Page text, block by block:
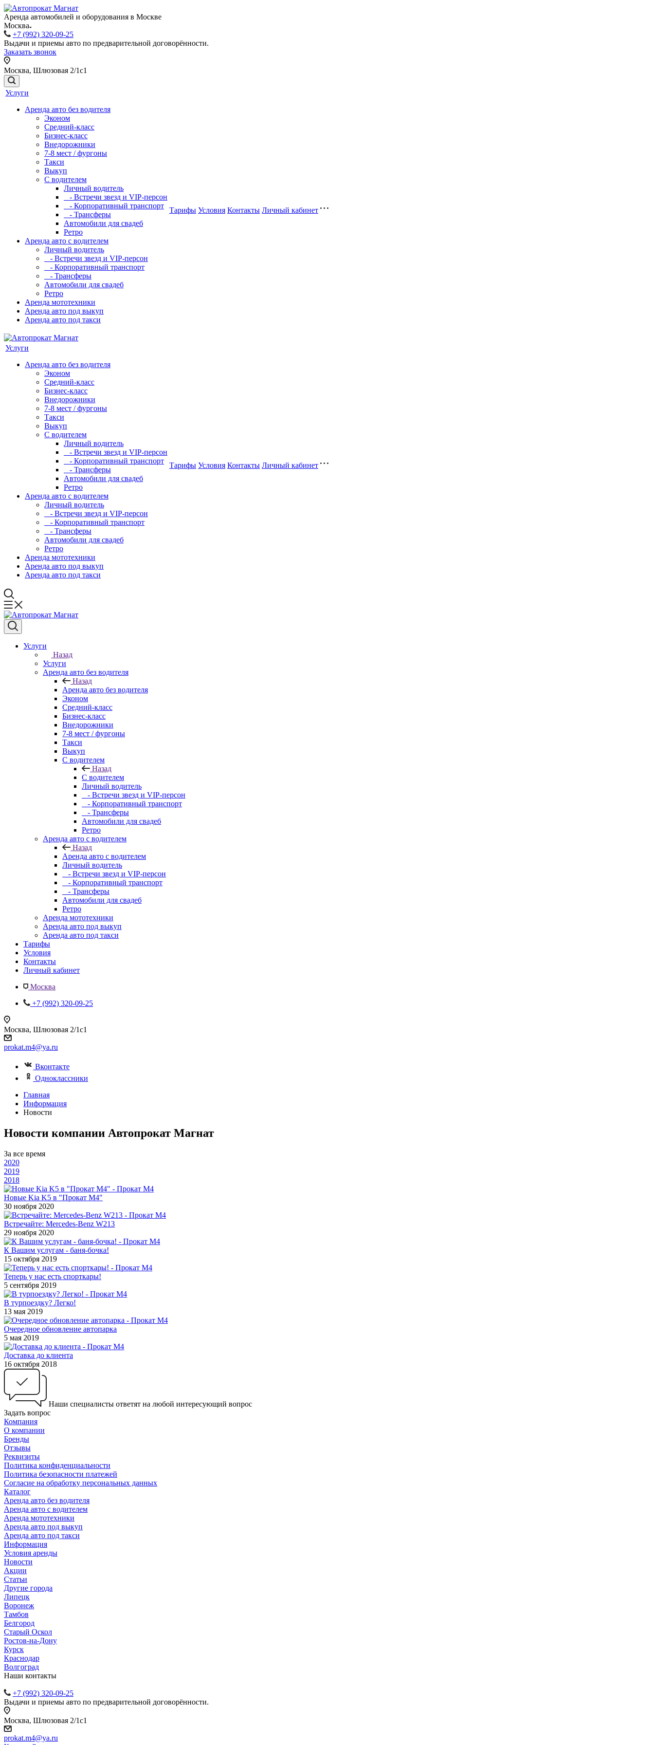
Аренда автомобилей и оборудования в Москве
Москва
+7 (992) 320-09-25
Выдачи и приемы авто по предварительной договорённости.
Заказать звонок
Москва, Шлюзовая 2/1с1
Услуги
Аренда авто без водителя
Эконом
Средний-класс
Бизнес-класс
Внедорожники
7-8 мест / фургоны
Такси
Выкуп
С водителем
Личный водитель
- Встречи звезд и VIP-персон
- Корпоративный транспорт
- Трансферы
Автомобили для свадеб
Ретро
Аренда авто с водителем
Личный водитель
- Встречи звезд и VIP-персон
- Корпоративный транспорт
- Трансферы
Автомобили для свадеб
Ретро
Аренда мототехники
Аренда авто под выкуп
Аренда авто под такси
Тарифы Условия Контакты Личный кабинет
Услуги
Аренда авто без водителя
Эконом
Средний-класс
Бизнес-класс
Внедорожники
7-8 мест / фургоны
Такси
Выкуп
С водителем
Личный водитель
- Встречи звезд и VIP-персон
- Корпоративный транспорт
- Трансферы
Автомобили для свадеб
Ретро
Аренда авто с водителем
Личный водитель
- Встречи звезд и VIP-персон
- Корпоративный транспорт
- Трансферы
Автомобили для свадеб
Ретро
Аренда мототехники
Аренда авто под выкуп
Аренда авто под такси
Тарифы Условия Контакты Личный кабинет
Услуги
Назад
Услуги
Аренда авто без водителя
Назад
Аренда авто без водителя
Эконом
Средний-класс
Бизнес-класс
Внедорожники
7-8 мест / фургоны
Такси
Выкуп
С водителем
Назад
С водителем
Личный водитель
- Встречи звезд и VIP-персон
- Корпоративный транспорт
- Трансферы
Автомобили для свадеб
Ретро
Аренда авто с водителем
Назад
Аренда авто с водителем
Личный водитель
- Встречи звезд и VIP-персон
- Корпоративный транспорт
- Трансферы
Автомобили для свадеб
Ретро
Аренда мототехники
Аренда авто под выкуп
Аренда авто под такси
Тарифы
Условия
Контакты
Личный кабинет
Москва
+7 (992) 320-09-25
Москва, Шлюзовая 2/1с1
prokat.m4@ya.ru
Вконтакте
Одноклассники
Главная
Информация
Новости
Новости компании Автопрокат Магнат
За все время
2020
2019
2018
Новые Kia K5 в "Прокат М4"
30 ноября 2020
Встречайте: Mercedes-Benz W213
29 ноября 2020
К Вашим услугам - баня-бочка!
15 октября 2019
Теперь у нас есть спорткары!
5 сентября 2019
В турпоездку? Легко!
13 мая 2019
Очередное обновление автопарка
5 мая 2019
Доставка до клиента
16 октября 2018
Наши специалисты ответят на любой интересующий вопрос
Задать вопрос
Компания
О компании
Бренды
Отзывы
Реквизиты
Политика конфиденциальности
Политика безопасности платежей
Согласие на обработку персональных данных
Каталог
Аренда авто без водителя
Аренда авто с водителем
Аренда мототехники
Аренда авто под выкуп
Аренда авто под такси
Информация
Условия аренды
Новости
Акции
Статьи
Другие города
Липецк
Воронеж
Тамбов
Белгород
Старый Оскол
Ростов-на-Дону
Курск
Краснодар
Волгоград
Наши контакты
+7 (992) 320-09-25
Выдачи и приемы авто по предварительной договорённости.
Москва, Шлюзовая 2/1с1
prokat.m4@ya.ru